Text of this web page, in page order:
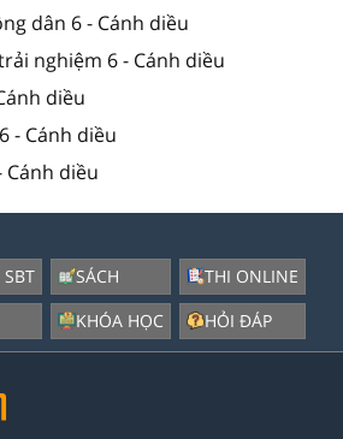
dân 6 - Cánh diều
nghiệm 6 - Cánh diều
diều
- Cánh diều
Cánh diều
SÁCH
KHÓA HỌC
THI ONLINE
HỎI ĐÁP